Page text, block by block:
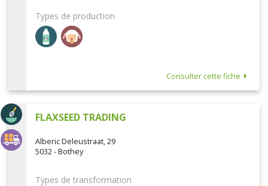
Types de production
Consulter cette fiche
FLAXSEED TRADING
Alberic Deleustraat, 29
5032 - Bothey
Types de transformation